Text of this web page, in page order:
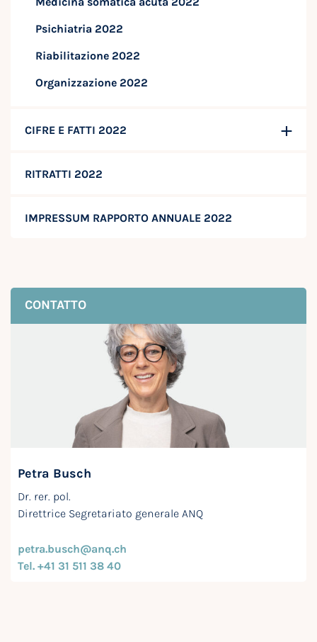
Psichiatria 2022
Riabilitazione 2022
Organizzazione 2022
CIFRE E FATTI 2022
RITRATTI 2022
IMPRESSUM RAPPORTO ANNUALE 2022
CONTATTO
Petra Busch
Dr. rer. pol.
Direttrice Segretariato generale ANQ
petra.busch@anq.ch
Tel. +41 31 511 38 40